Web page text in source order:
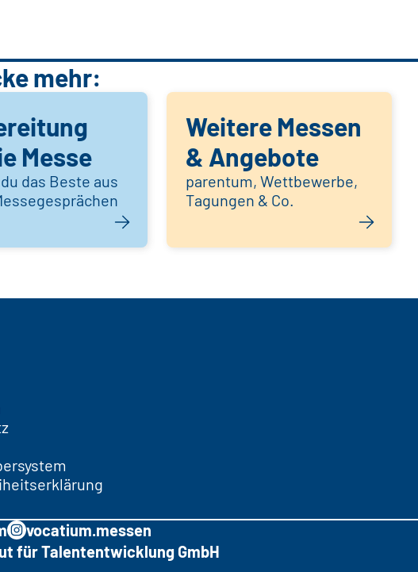
mehr:
Messe
das Beste aus
Weitere Messen
& Angebote
parentum, Wettbewerbe,
Tagungen & Co.
vocatium.messen
für Talententwicklung GmbH